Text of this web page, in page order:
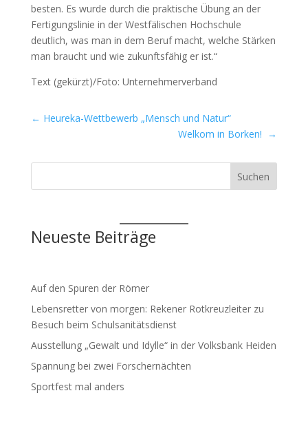
besten. Es wurde durch die praktische Übung an der
Fertigungslinie in der Westfälischen Hochschule
deutlich, was man in dem Beruf macht, welche Stärken
man braucht und wie zukunftsfähig er ist.“
Text (gekürzt)/Foto: Unternehmerverband
← Heureka-Wettbewerb „Mensch und Natur“
Welkom in Borken! →
Suchen
Neueste Beiträge
Auf den Spuren der Römer
Lebensretter von morgen: Rekener Rotkreuzleiter zu
Besuch beim Schulsanitätsdienst
Ausstellung „Gewalt und Idylle“ in der Volksbank Heiden
Spannung bei zwei Forschernächten
Sportfest mal anders